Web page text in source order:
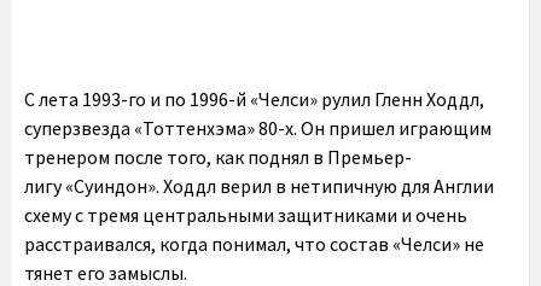
С лета 1993-го и по 1996-й «Челси» рулил Гленн Ходдл,
суперзвезда «Тоттенхэма» 80-х. Он пришел играющим
тренером после того, как поднял в Премьер-
лигу «Суиндон». Ходдл верил в нетипичную для Англии
схему с тремя центральными защитниками и очень
расстраивался, когда понимал, что состав «Челси» не
тянет его замыслы.